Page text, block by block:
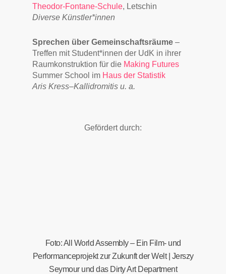
Theodor-Fontane-Schule, Letschin
Diverse Künstler*innen
Sprechen über Gemeinschaftsräume –
Treffen mit Student*innen der UdK in ihrer
Raumkonstruktion für die Making Futures
Summer School im Haus der Statistik
Aris Kress–Kallidromitis u. a.
Gefördert durch:
Foto: All World Assembly – Ein Film- und
Performanceprojekt zur Zukunft der Welt | Jerszy
Seymour und das Dirty Art Department